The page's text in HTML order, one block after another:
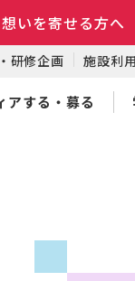
いを寄せる方へ
研修企画 施設利用
アする・募る